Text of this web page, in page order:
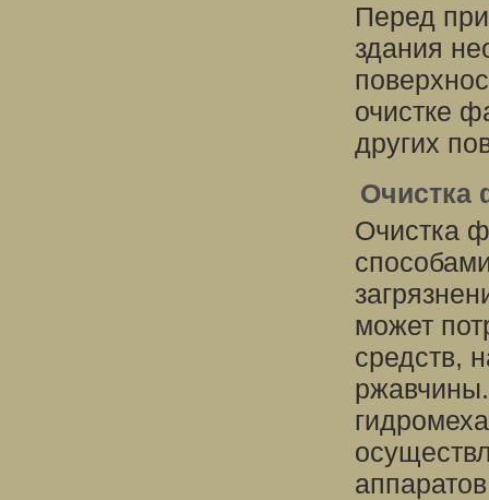
Перед
здания
очистке
других
Очистка
Очистка
может
средств,